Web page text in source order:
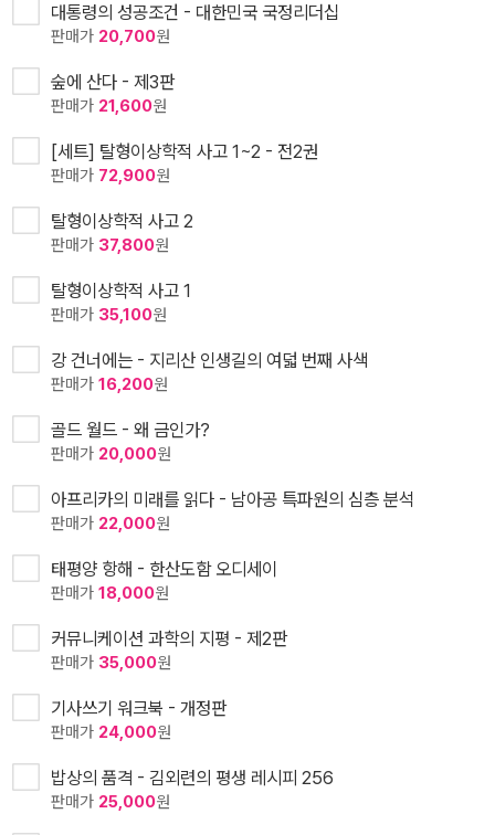
대통령의 성공조건 - 대한민국 국정리더십
판매가 20,700원
숲에 산다 - 제3판
판매가 21,600원
[세트] 탈형이상학적 사고 1~2 - 전2권
판매가 72,900원
탈형이상학적 사고 2
판매가 37,800원
탈형이상학적 사고 1
판매가 35,100원
강 건너에는 - 지리산 인생길의 여덟 번째 사색
판매가 16,200원
골드 월드 - 왜 금인가?
판매가 20,000원
아프리카의 미래를 읽다 - 남아공 특파원의 심층 분석
판매가 22,000원
태평양 항해 - 한산도함 오디세이
판매가 18,000원
커뮤니케이션 과학의 지평 - 제2판
판매가 35,000원
기사쓰기 워크북 - 개정판
판매가 24,000원
밥상의 품격 - 김외련의 평생 레시피 256
판매가 25,000원